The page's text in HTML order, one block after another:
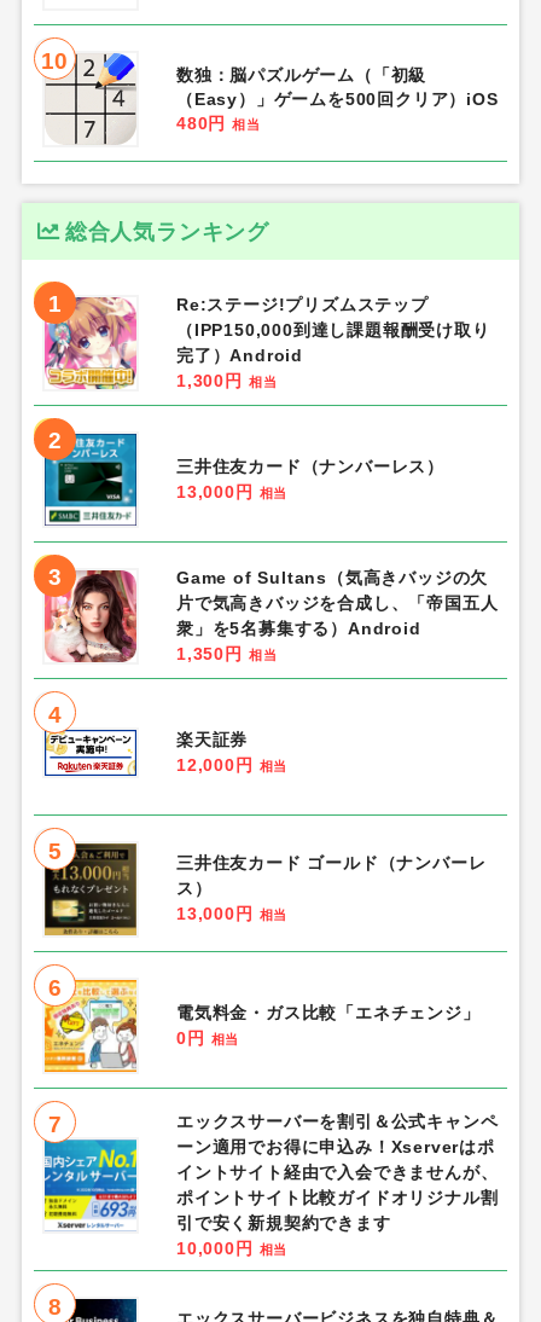
10
数独：脳パズルゲーム（「初級
（Easy）」ゲームを500回クリア）iOS
480円
相当
総合人気ランキング
1
Re:ステージ!プリズムステップ
（IPP150,000到達し課題報酬受け取り
完了）Android
1,300円
相当
2
三井住友カード（ナンバーレス）
13,000円
相当
3
Game of Sultans（気高きバッジの欠
片で気高きバッジを合成し、「帝国五人
衆」を5名募集する）Android
1,350円
相当
4
楽天証券
12,000円
相当
5
三井住友カード ゴールド（ナンバーレ
ス）
13,000円
相当
6
電気料金・ガス比較「エネチェンジ」
0円
相当
7
エックスサーバーを割引＆公式キャンペ
ーン適用でお得に申込み！Xserverはポ
イントサイト経由で入会できませんが、
ポイントサイト比較ガイドオリジナル割
引で安く新規契約できます
10,000円
相当
8